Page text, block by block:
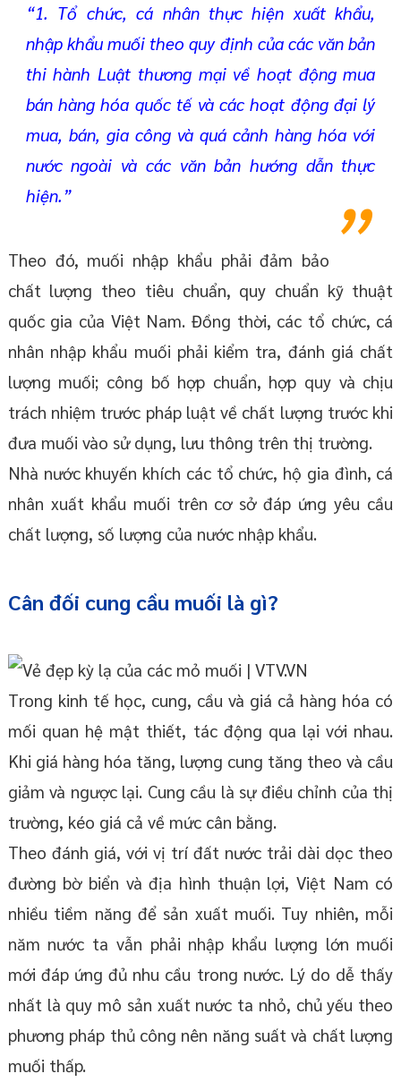
“1. Tổ chức, cá nhân thực hiện xuất khẩu,
nhập khẩu muối theo quy định của các văn bản
thi hành Luật thương mại về hoạt động mua
bán hàng hóa quốc tế và các hoạt động đại lý
mua, bán, gia công và quá cảnh hàng hóa với
nước ngoài và các văn bản hướng dẫn thực
hiện.”
Theo đó, muối nhập khẩu phải đảm bảo
chất lượng theo tiêu chuẩn, quy chuẩn kỹ thuật
quốc gia của Việt Nam. Đồng thời, các tổ chức, cá
nhân nhập khẩu muối phải kiểm tra, đánh giá chất
lượng muối; công bố hợp chuẩn, hợp quy và chịu
trách nhiệm trước pháp luật về chất lượng trước khi
đưa muối vào sử dụng, lưu thông trên thị trường.
Nhà nước khuyến khích các tổ chức, hộ gia đình, cá
nhân xuất khẩu muối trên cơ sở đáp ứng yêu cầu
chất lượng, số lượng của nước nhập khẩu.
Cân đối cung cầu muối là gì?
Trong kinh tế học, cung, cầu và giá cả hàng hóa có
mối quan hệ mật thiết, tác động qua lại với nhau.
Khi giá hàng hóa tăng, lượng cung tăng theo và cầu
giảm và ngược lại. Cung cầu là sự điều chỉnh của thị
trường, kéo giá cả về mức cân bằng.
Theo đánh giá, với vị trí đất nước trải dài dọc theo
đường bờ biển và địa hình thuận lợi, Việt Nam có
nhiều tiềm năng để sản xuất muối. Tuy nhiên, mỗi
năm nước ta vẫn phải nhập khẩu lượng lớn muối
mới đáp ứng đủ nhu cầu trong nước. Lý do dễ thấy
nhất là quy mô sản xuất nước ta nhỏ, chủ yếu theo
phương pháp thủ công nên năng suất và chất lượng
muối thấp.